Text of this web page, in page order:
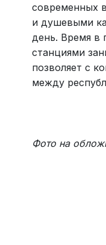
современных
и душевыми
день. Время в
станциями
позволяет с
между
Фото на